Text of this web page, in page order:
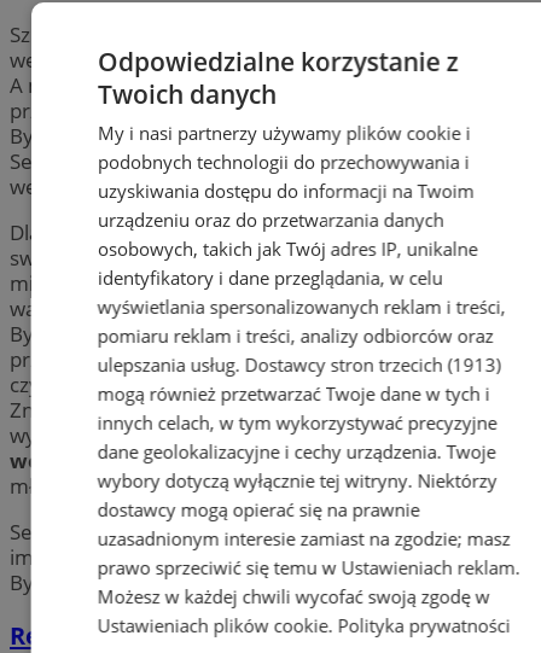
Szukasz miejsca na wesele, które zachwyci Twoich gości
weselnych?
A może organizujesz inną imprezę, niekoniecznie
przyjęcie weselne?
Bytom obfituje w takie miejsca!
Serdecznie zapraszamy do zorganizowania przyjęcia,
wesela Bytom.
Dla wszystkich par młodych, chcących zorganizować
swoje wesela w Bytomiu, przygotowaliśmy katalog
miejsc (
sal,domów okolicznościowych), w których
warto wyprawić swoje przyjęcie weselne.
Bytom i okolice oferują wiele miejsc do organizacji
przyjęcia z różnych okazji, takich jaksala bankietowa
czy
sala balowa.
Znajdziesz tutaj idealne miejsce na wesele – swój
wymarzonydom przyjęć okolicznościowych,dom
weselny
dla nawet najbardziej wybrednych par
młodych!
Serdecznie zapraszamy Państwa do organizowania
imprez okolicznościowych w bytomskich restauracjach!
Być może mają jeszczewolne terminy!
Restauracja MYŚLIWSKA
Odpowiedzialne korzystanie z
Twoich danych
My i nasi partnerzy używamy plików cookie i
podobnych technologii do przechowywania i
uzyskiwania dostępu do informacji na Twoim
urządzeniu oraz do przetwarzania danych
osobowych, takich jak Twój adres IP, unikalne
identyfikatory i dane przeglądania, w celu
wyświetlania spersonalizowanych reklam i treści,
pomiaru reklam i treści, analizy odbiorców oraz
ulepszania usług. Dostawcy stron trzecich (1913)
mogą również przetwarzać Twoje dane w tych i
innych celach, w tym wykorzystywać precyzyjne
dane geolokalizacyjne i cechy urządzenia. Twoje
wybory dotyczą wyłącznie tej witryny. Niektórzy
dostawcy mogą opierać się na prawnie
uzasadnionym interesie zamiast na zgodzie; masz
prawo sprzeciwić się temu w Ustawieniach reklam.
Możesz w każdej chwili wycofać swoją zgodę w
Ustawieniach plików cookie. Polityka prywatności